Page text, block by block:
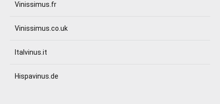
Vinissimus.fr
Vinissimus.co.uk
Italvinus.it
Hispavinus.de